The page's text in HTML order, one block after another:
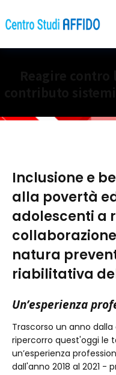
Inclusione e
alla povertà
adolescenti a
natura
riabilitativa
Un’esperienza
Trascorso un anno
ripercorro quest'oggi le
un’esperienza
dall'anno 2018 al 2021 -